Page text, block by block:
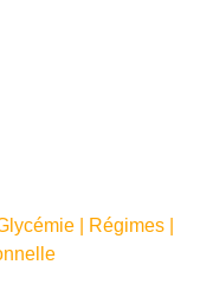
| Régimes |